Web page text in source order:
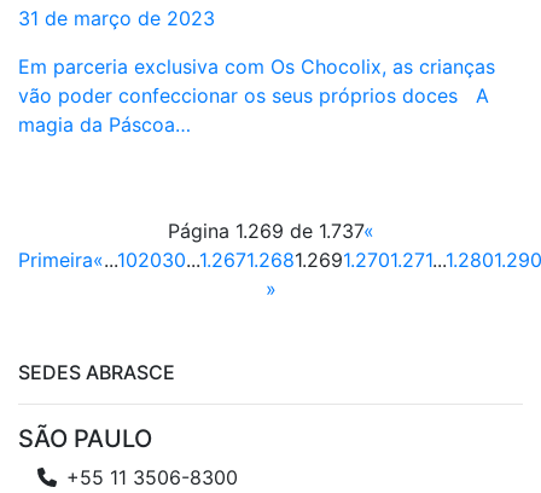
31 de março de 2023
Em parceria exclusiva com Os Chocolix, as crianças
vão poder confeccionar os seus próprios doces A
magia da Páscoa…
Página 1.269 de 1.737«
Primeira«...102030...1.2671.2681.2691.2701.271...1.2801.290
»
SEDES ABRASCE
SÃO PAULO
+55 11 3506-8300